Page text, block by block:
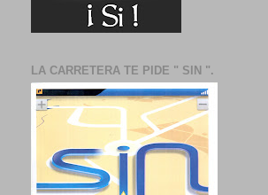
LA CARRETERA TE PIDE " SIN ".